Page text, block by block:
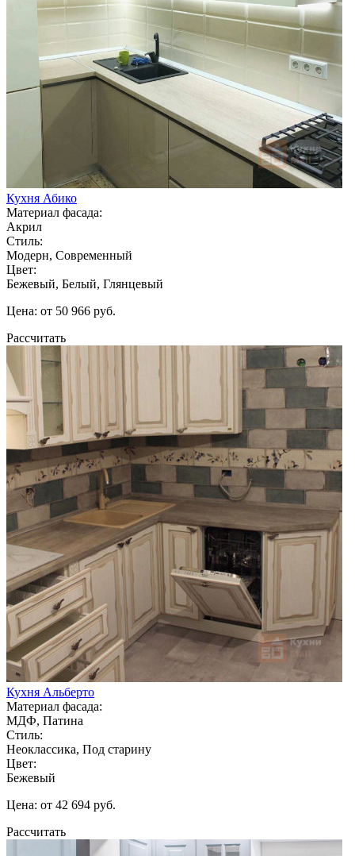
Кухня Абико
Материал фасада:
Акрил
Стиль:
Модерн, Современный
Цвет:
Бежевый, Белый, Глянцевый
Цена: от 50 966 руб.
Рассчитать
Кухня Альберто
Материал фасада:
МДФ, Патина
Стиль:
Неоклассика, Под старину
Цвет:
Бежевый
Цена: от 42 694 руб.
Рассчитать